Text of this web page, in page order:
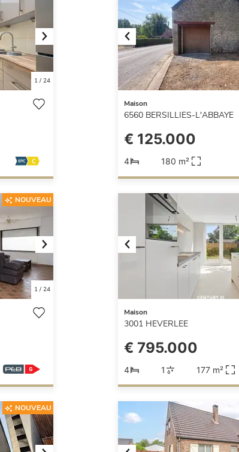
Next
1/ 24
Previous
Maison
6560 BERSILLIES-L'ABBAYE
€ 125.000
4 180 m²
Next
1/ 24
NOUVEAU
Previous
Maison
3001 HEVERLEE
€ 795.000
4 1 177 m²
NOUVEAU